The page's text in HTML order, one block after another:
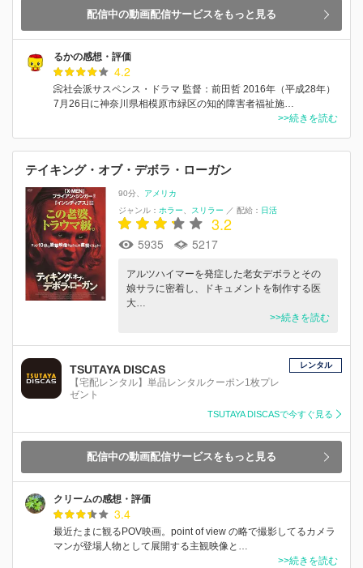
配信中の動画配信サービスをもっと見る
るかの感想・評価
4.2
📀社会派サスペンス・ドラマ 監督：前田哲 2016年（平成28年）
7月26日に神奈川県相模原市緑区の知的障害者福祉施…
>>続きを読む
テイキング・オブ・デボラ・ローガン
90分
アメリカ
ジャンル： ホラー スリラー ／ 配給： 日活
3.2
5935 5217
アルツハイマーを発症した老女デボラとその
娘サラに密着し、ドキュメントを制作する医
大…
>>続きを読む
TSUTAYA DISCAS
【宅配レンタル】単品レンタルクーポン1枚プレ
ゼント
レンタル
TSUTAYA DISCASで今すぐ見る
配信中の動画配信サービスをもっと見る
クリームの感想・評価
3.4
最近たまに観るPOV映画。point of view の略で撮影してるカメラ
マンが登場人物として展開する主観映像と…
>>続きを読む